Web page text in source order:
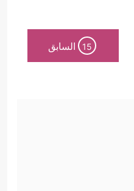
15 السابق